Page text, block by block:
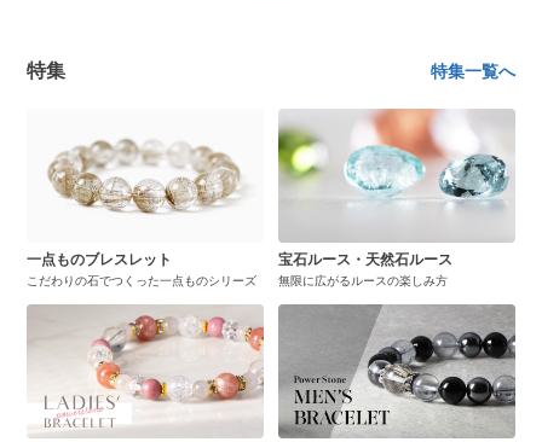
特集 特集一覧へ
一点ものブレスレット
こだわりの石でつくった一点ものシリーズ
宝石ルース・天然石ルース
無限に広がるルースの楽しみ方